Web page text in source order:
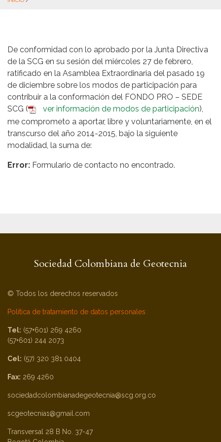
De conformidad con lo aprobado por la Junta Directiva
de la SCG en su sesión del miércoles 27 de febrero,
ratificado en la Asamblea Extraordinaria del pasado 19
de diciembre sobre los modos de participación para
contribuir a la conformación del FONDO PRO – SEDE
SCG (
ver información de modos de participación),
me comprometo a aportar, libre y voluntariamente, en el
transcurso del año 2014-2015, bajo la siguiente
modalidad, la suma de:
Error: Formulario de contacto no encontrado.
Sociedad Colombiana de Geotecnia
© Todos los derechos reservados
Política de tratamiento de datos personales
Tel: (57+601) 269 4260
(57+601) 244 2073
Cel: (57) 320 381 0404
Fax: 269 4260
sociedadcolombianadegeotecnia@scg.org.co
scgeotecnia1@gmail.com
Transversal 28 B No. 37-47